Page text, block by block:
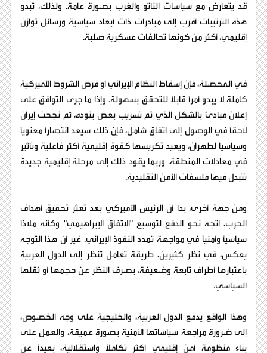
قد يتعارض مع سياسات الناتو والغرب بصورة عامة. ولذلك، تبدو
هذه الترتيبات أقرب إلى مبادرات ذات أبعاد سياسية ورسائل توازن
إقليمي، أكثر من كونها تحالفات عسكرية صلبة.
في المحصلة، فإن إسقاط النظام الإيراني أو فرض الشروط الأميركية
كاملة لا يبدو أمراً قابلاً للتحقق بسهولة. وإذا ما جرى التوافق على
إعلان مبادئ بالشكل الذي تم تسريب بعض بنوده، ثم نجحت إيران
لاحقاً في الوصول إلى اتفاق شامل، فإن ذلك سيعد انتصاراً معنوياً
وسياسيا لطهران، ويعيد تكريسها كقوة إقليمية أكثر فاعلية وتأثير
في معادلات المنطقة. وربما يقود ذلك إلى مرحلة إقليمية جديدة
تتبدل فيها فلسفات الأمن التقليدية.
ومن جهة أخرى، بدا أن الرئيس الأميركي بعد تعثر تحقيق أهداف
الحرب، اتجه نحو الدفع لتوسيع "الاتفاق الإبراهيمي" وكأنه ملاذاً
سياسياً وأمنياً في مواجهة تمدد النفوذ الإيراني. غير أن هذا التوجه
يعكس، في نظر كثيرين، طريقة تعامل تنظر إلى الدول العربية
باعتبارها أطراف تابعة وضعيفة، بصرف النظر عن حجمها أو ثقلها
السياسي.
وهذا الواقع يدفع الدول العربية، والخليجية على وجه الخصوص،
إلى ضرورة مراجعة سياساتها الأمنية بصورة عميقة، والعمل على
بناء منظومة أمن إقليمي أكثر تكاملاً واستقلالية، بعيداً عن